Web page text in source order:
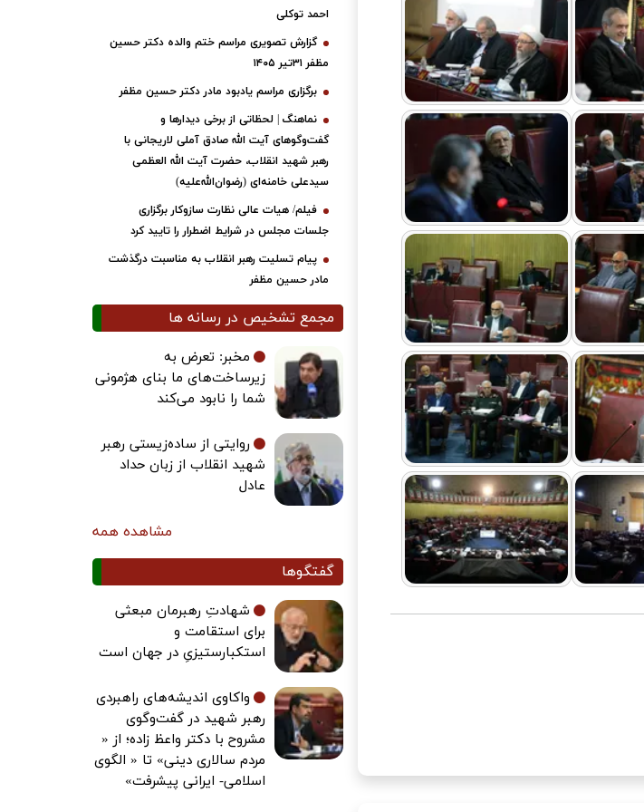
احمد توکلی
گزارش تصویری مراسم ختم والده دکتر حسین
مظفر ۳۱تیر ۱۴۰۵
برگزاری مراسم یادبود مادر دکتر حسین مظفر
نماهنگ | لحظاتی از برخی دیدارها و
گفت‌وگوهای آیت ‌الله صادق آملی لاریجانی با
رهبر شهید انقلاب، حضرت آیت‌ الله العظمی
سیدعلی خامنه‌ای (رضوان‌الله‌علیه)
فیلم/ هیات عالی نظارت سازوکار برگزاری
جلسات مجلس در شرایط اضطرار را تایید کرد
پیام تسلیت رهبر انقلاب به مناسبت درگذشت
مادر حسین مظفر
مجمع تشخیص در رسانه ها
مخبر: تعرض به
زیرساخت‌های ما بنای هژمونی
شما را نابود می‌کند
روایتی از ساده‌زیستی رهبر
شهید انقلاب از زبان حداد
عادل
مشاهده همه
گفتگوها
شهادتِ رهبرمان مبعثی
برای استقامت و
استکبارستیزیِ در جهان است
واکاوی اندیشه‌های راهبردی
رهبر شهید در گفت‌وگوی
مشروح با دکتر واعظ زاده؛ از «
مردم سالاری دینی» تا « الگوی
اسلامی- ایرانی پیشرفت»